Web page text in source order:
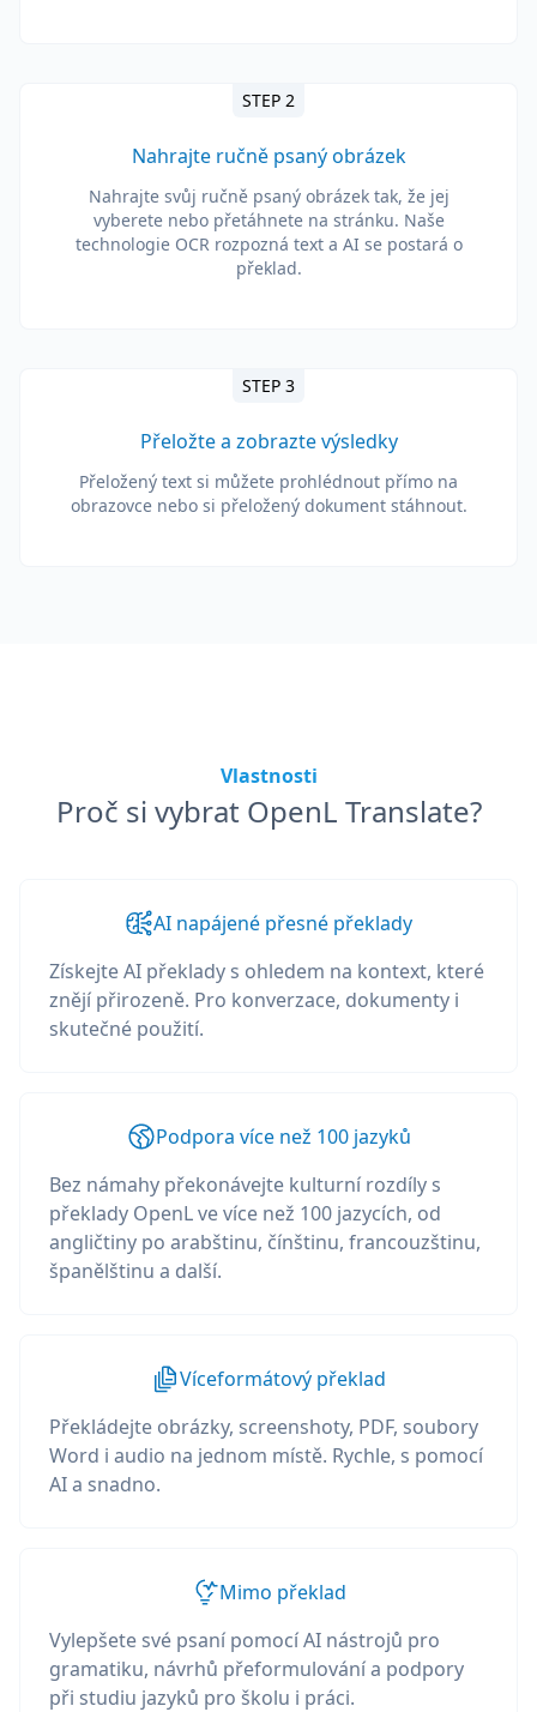
STEP 2
Nahrajte ručně psaný obrázek
Nahrajte svůj ručně psaný obrázek tak, že jej
vyberete nebo přetáhnete na stránku. Naše
technologie OCR rozpozná text a AI se postará o
překlad.
STEP 3
Přeložte a zobrazte výsledky
Přeložený text si můžete prohlédnout přímo na
obrazovce nebo si přeložený dokument stáhnout.
Vlastnosti
Proč si vybrat OpenL Translate?
AI napájené přesné překlady
Získejte AI překlady s ohledem na kontext, které
znějí přirozeně. Pro konverzace, dokumenty i
skutečné použití.
Podpora více než 100 jazyků
Bez námahy překonávejte kulturní rozdíly s
překlady OpenL ve více než 100 jazycích, od
angličtiny po arabštinu, čínštinu, francouzštinu,
španělštinu a další.
Víceformátový překlad
Překládejte obrázky, screenshoty, PDF, soubory
Word i audio na jednom místě. Rychle, s pomocí
AI a snadno.
Mimo překlad
Vylepšete své psaní pomocí AI nástrojů pro
gramatiku, návrhů přeformulování a podpory
při studiu jazyků pro školu i práci.